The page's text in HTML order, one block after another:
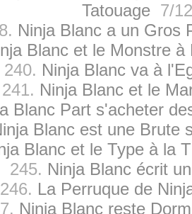
Tatouage 7/
Ninja Blanc a un Gros
Blanc et le Monstre à
240. Ninja Blanc va à
241. Ninja Blanc et le
Blanc Part s'acheter
Blanc est une Brute
Blanc et le Type à la
245. Ninja Blanc écrit
246. La Perruque de
Ninja Blanc reste